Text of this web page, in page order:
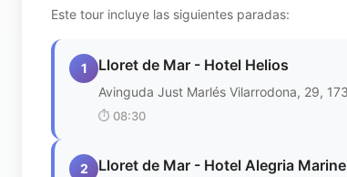
Este tour incluye las siguientes paradas:
1 Lloret de Mar - Hotel Helios
Avinguda Just Marlés Vilarrodona, 29,
⏱️ 08:30
2 Lloret de Mar - Hotel Alegria